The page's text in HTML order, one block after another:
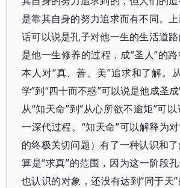
是靠其自身的努力追求而有不同。
话可以说是孔子对他一生的生活道
是他一生修养的过程，成“圣人”的
本人对“真、善、美”追求和了解。
学”到“四十而不惑”可以说是他成圣
从“知天命”到“从心所欲不逾矩”可
一深代过程。“知天命”可以解释为
的终极关切问题）有了一种认识和
算是“求真”的范围，因为这一阶段
也认识的对象，还没有达到“同于天